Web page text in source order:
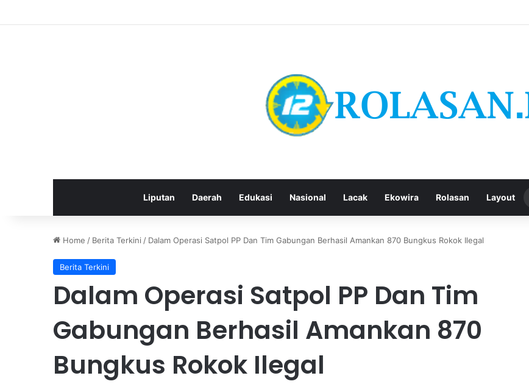
Liputan Daerah Edukasi Nasional Lacak Ekowira Rolasan Layout
Home / Berita Terkini / Dalam Operasi Satpol PP Dan Tim Gabungan Berhasil Amankan 870 Bungkus Rokok Ilegal
Berita Terkini
Dalam Operasi Satpol PP Dan Tim
Gabungan Berhasil Amankan 870
Bungkus Rokok Ilegal